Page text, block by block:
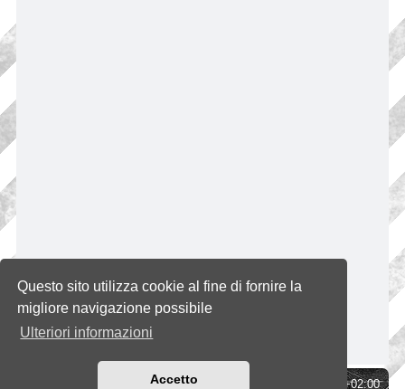
Questo sito utilizza cookie al fine di fornire la
migliore navigazione possibile
Ulteriori informazioni
Accetto UTC+02:00